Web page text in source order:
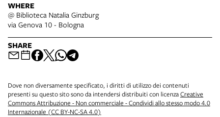
WHERE
@ Biblioteca Natalia Ginzburg
via Genova 10 - Bologna
SHARE
Dove non diversamente specificato, i diritti di utilizzo dei contenuti
presenti su questo sito sono da intendersi distribuiti con licenzaCreative
Commons Attribuzione - Non commerciale - Condividi allo stesso modo 4.0
Internazionale (CC BY-NC-SA 4.0)